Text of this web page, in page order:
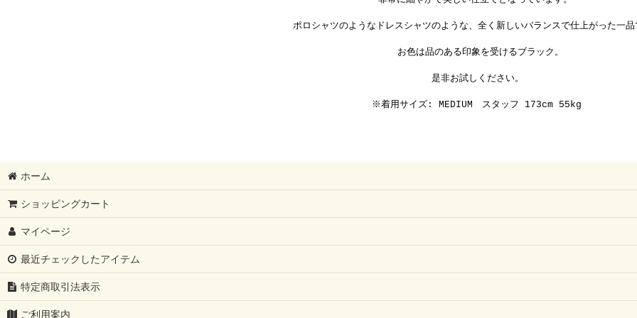
ポロシャツのようなドレスシャツのような、全く新しいバランスで仕上がった一品
お色は品のある印象を受けるブラック。
是非お試しください。
※着用サイズ: MEDIUM スタッフ 173cm 55kg
ホーム
ショッピングカート
マイページ
最近チェックしたアイテム
特定商取引法表示
ご利用案内